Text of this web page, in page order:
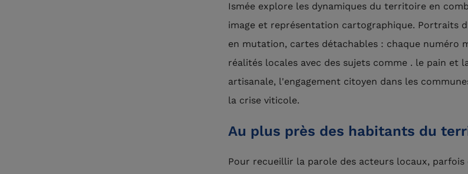
Ismée explore les dynamiques du territoire en
image et représentation cartographique. Portraits
en mutation, cartes détachables : chaque numéro
réalités locales avec des sujets comme . le pain et
artisanale, l'engagement citoyen dans les
la crise viticole.
Au plus près des habitants du
Pour recueillir la parole des acteurs locaux, parfois